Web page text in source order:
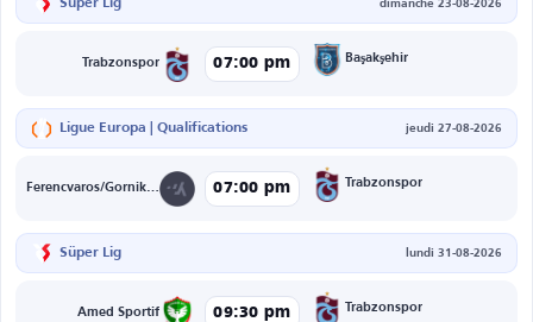
Süper Lig dimanche 23-08-2026
Trabzonspor 07:00 pm Başakşehir
Ligue Europa | Qualifications jeudi 27-08-2026
Ferencvaros/Gornik Zabrze 07:00 pm Trabzonspor
Süper Lig lundi 31-08-2026
Amed Sportif 09:30 pm Trabzonspor